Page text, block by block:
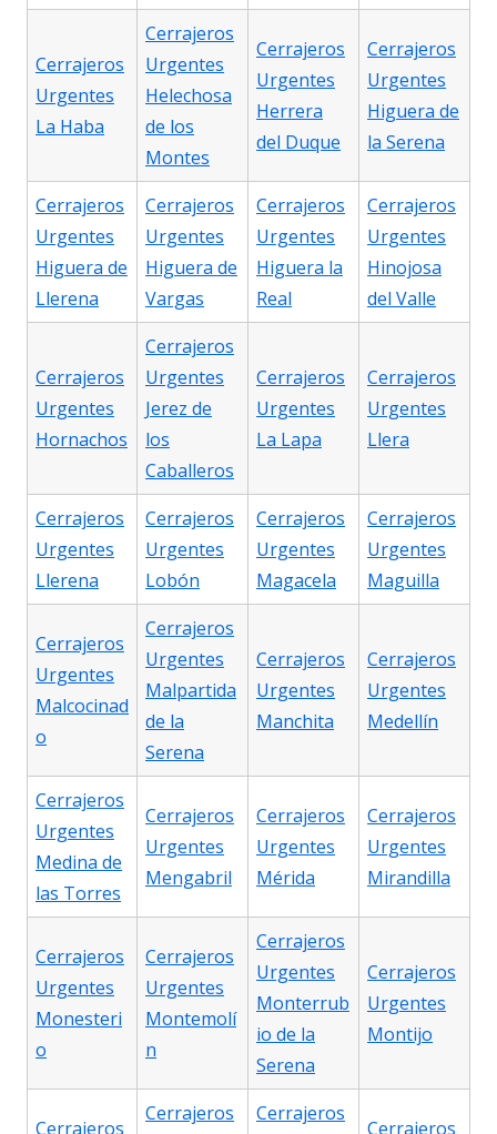
Cerrajeros
Urgentes
La Haba
Cerrajeros
Urgentes
Helechosa
de los
Montes
Cerrajeros
Urgentes
Herrera
del Duque
Cerrajeros
Urgentes
Higuera de
la Serena
Cerrajeros
Urgentes
Higuera de
Llerena
Cerrajeros
Urgentes
Higuera de
Vargas
Cerrajeros
Urgentes
Higuera la
Real
Cerrajeros
Urgentes
Hinojosa
del Valle
Cerrajeros
Urgentes
Hornachos
Cerrajeros
Urgentes
Jerez de
los
Caballeros
Cerrajeros
Urgentes
La Lapa
Cerrajeros
Urgentes
Llera
Cerrajeros
Urgentes
Llerena
Cerrajeros
Urgentes
Lobón
Cerrajeros
Urgentes
Magacela
Cerrajeros
Urgentes
Maguilla
Cerrajeros
Urgentes
Malcocinad
o
Cerrajeros
Urgentes
Malpartida
de la
Serena
Cerrajeros
Urgentes
Manchita
Cerrajeros
Urgentes
Medellín
Cerrajeros
Urgentes
Medina de
las Torres
Cerrajeros
Urgentes
Mengabril
Cerrajeros
Urgentes
Mérida
Cerrajeros
Urgentes
Mirandilla
Cerrajeros
Urgentes
Monesteri
o
Cerrajeros
Urgentes
Montemolí
n
Cerrajeros
Urgentes
Monterrub
io de la
Serena
Cerrajeros
Urgentes
Montijo
Cerrajeros
Cerrajeros
Cerrajeros
Cerrajeros